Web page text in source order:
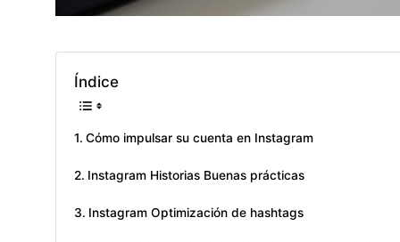
Índice
Cómo impulsar su cuenta en Instagram
Instagram Historias Buenas prácticas
Instagram Optimización de hashtags